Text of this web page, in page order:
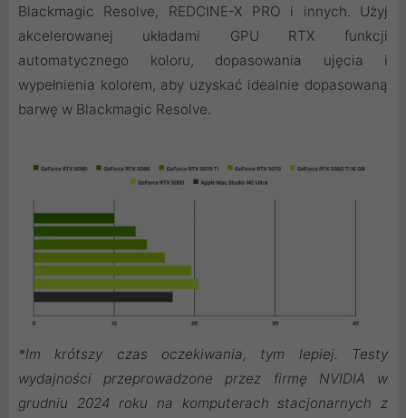
Blackmagic Resolve, REDCINE-X PRO i innych. Użyj
akcelerowanej układami GPU RTX funkcji
automatycznego koloru, dopasowania ujęcia i
wypełnienia kolorem, aby uzyskać idealnie dopasowaną
barwę w Blackmagic Resolve.
*Im krótszy czas oczekiwania, tym lepiej. Testy
wydajności przeprowadzone przez firmę NVIDIA w
grudniu 2024 roku na komputerach stacjonarnych z